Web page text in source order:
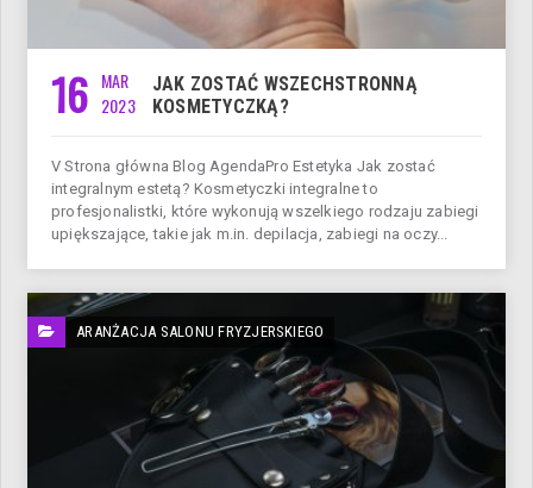
16 MAR
2023
JAK ZOSTAĆ WSZECHSTRONNĄ
KOSMETYCZKĄ?
V Strona główna Blog AgendaPro Estetyka Jak zostać
integralnym estetą? Kosmetyczki integralne to
profesjonalistki, które wykonują wszelkiego rodzaju zabiegi
upiększające, takie jak m.in. depilacja, zabiegi na oczy...
ARANŻACJA SALONU FRYZJERSKIEGO